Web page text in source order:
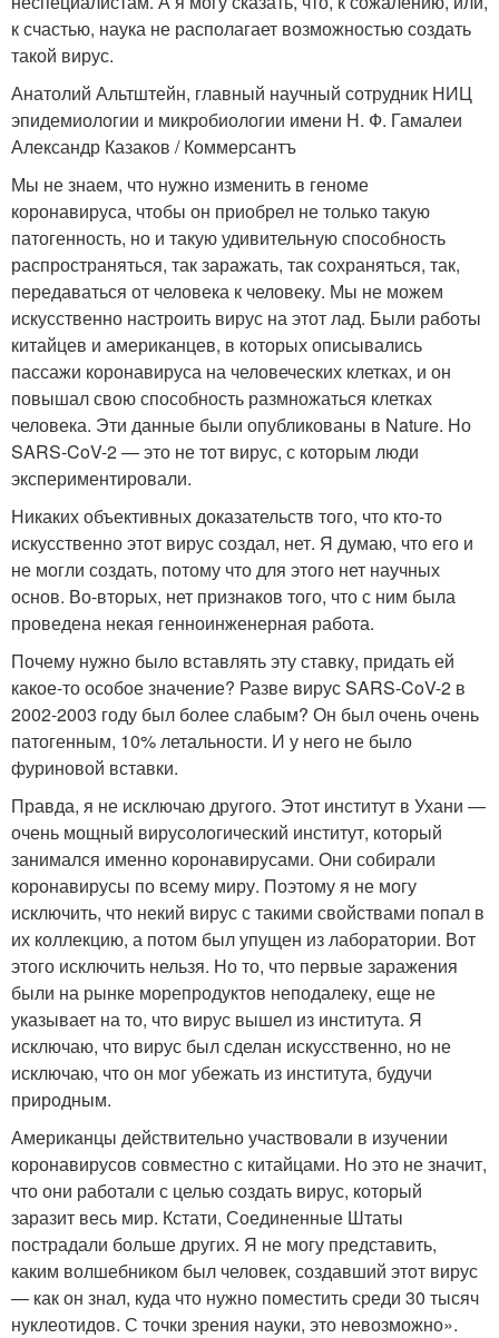
к счастью, наука не располагает возможностью создать
такой вирус.
Анатолий Альтштейн, главный научный сотрудник НИЦ
эпидемиологии и микробиологии имени Н. Ф. Гамалеи
Александр Казаков / Коммерсантъ
Мы не знаем, что нужно изменить в геноме
коронавируса, чтобы он приобрел не только такую
патогенность, но и такую удивительную способность
распространяться, так заражать, так сохраняться, так,
передаваться от человека к человеку. Мы не можем
искусственно настроить вирус на этот лад. Были работы
китайцев и американцев, в которых описывались
пассажи коронавируса на человеческих клетках, и он
повышал свою способность размножаться клетках
человека. Эти данные были опубликованы в Nature. Но
SARS-CoV-2 — это не тот вирус, с которым люди
экспериментировали.
Никаких объективных доказательств того, что кто-то
искусственно этот вирус создал, нет. Я думаю, что его и
не могли создать, потому что для этого нет научных
основ. Во-вторых, нет признаков того, что с ним была
проведена некая генноинженерная работа.
Почему нужно было вставлять эту ставку, придать ей
какое-то особое значение? Разве вирус SARS-CoV-2 в
2002-2003 году был более слабым? Он был очень очень
патогенным, 10% летальности. И у него не было
фуриновой вставки.
Правда, я не исключаю другого. Этот институт в Ухани —
очень мощный вирусологический институт, который
занимался именно коронавирусами. Они собирали
коронавирусы по всему миру. Поэтому я не могу
исключить, что некий вирус с такими свойствами попал в
их коллекцию, а потом был упущен из лаборатории. Вот
этого исключить нельзя. Но то, что первые заражения
были на рынке морепродуктов неподалеку, еще не
указывает на то, что вирус вышел из института. Я
исключаю, что вирус был сделан искусственно, но не
исключаю, что он мог убежать из института, будучи
природным.
Американцы действительно участвовали в изучении
коронавирусов совместно с китайцами. Но это не значит,
что они работали с целью создать вирус, который
заразит весь мир. Кстати, Соединенные Штаты
пострадали больше других. Я не могу представить,
каким волшебником был человек, создавший этот вирус
— как он знал, куда что нужно поместить среди 30 тысяч
нуклеотидов. С точки зрения науки, это невозможно».